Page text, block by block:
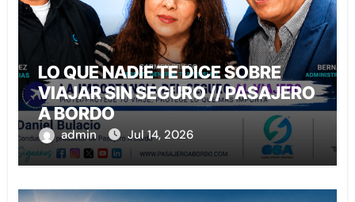
LO QUE NADIE TE DICE SOBRE
VIAJAR SIN SEGURO // PASAJERO
A BORDO
admin Jul 14, 2026